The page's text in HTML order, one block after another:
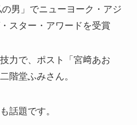
の男」でニューヨーク・アジ
スター・アワードを受賞
力で、ポスト「宮﨑あお
階堂ふみさん。
話題です。